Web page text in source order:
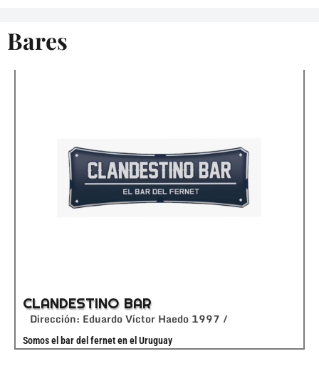
Bares
CLANDESTINO BAR
Dirección: Eduardo Víctor Haedo 1997 /
Somos el bar del fernet en el Uruguay